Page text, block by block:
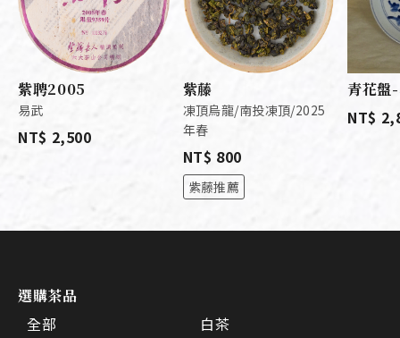
紫聘2005
易武
NT$ 2,500
紫藤
凍頂烏龍/南投凍頂/2025
年春
NT$ 800
紫藤推薦
青花盤
NT$
選購茶品
全部
白茶